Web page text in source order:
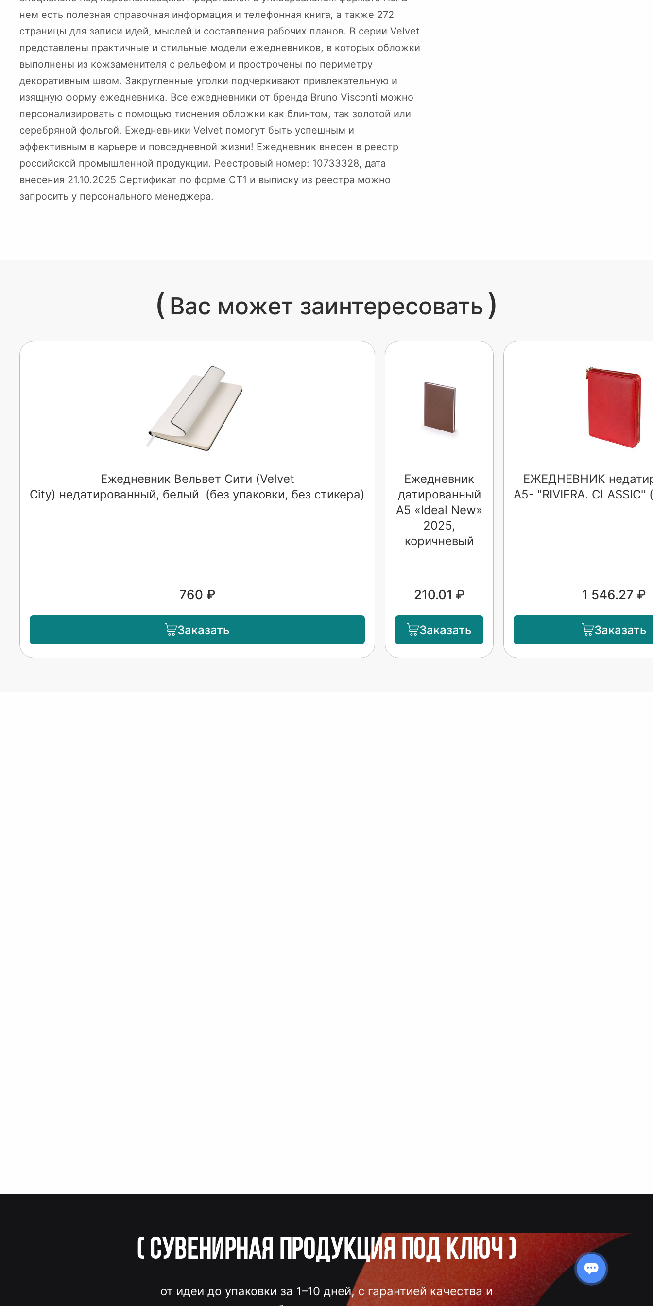
нем есть полезная справочная информация и телефонная книга, а также 272
страницы для записи идей, мыслей и составления рабочих планов. В серии Velvet
представлены практичные и стильные модели ежедневников, в которых обложки
выполнены из кожзаменителя с рельефом и прострочены по периметру
декоративным швом. Закругленные уголки подчеркивают привлекательную и
изящную форму ежедневника. Все ежедневники от бренда Bruno Visconti можно
персонализировать с помощью тиснения обложки как блинтом, так золотой или
серебряной фольгой. Ежедневники Velvet помогут быть успешным и
эффективным в карьере и повседневной жизни! Ежедневник внесен в реестр
российской промышленной продукции. Реестровый номер: 10733328, дата
внесения 21.10.2025 Сертификат по форме СТ1 и выписку из реестра можно
запросить у персонального менеджера.
( Вас может заинтересовать )
Ежедневник Вельвет Сити (Velvet
City) недатированный, белый (без упаковки, без стикера)
760 ₽
Заказать
Ежедневник
датированный
А5 «Ideal New»
2025,
коричневый
210.01 ₽
Заказать
ЕЖЕДНЕВНИК
А5- "RIVIERA.
1 546.27 ₽
Заказать
( Сувенирная продукция под ключ)
от идеи до упаковки за 1–10 дней, с гарантией качества и